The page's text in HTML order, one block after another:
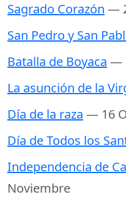
Sagrado Corazón —
San Pedro y San
Batalla de Boyaca —
La asunción de la
Día de la raza — 16
Día de Todos los
Independencia de
Noviembre